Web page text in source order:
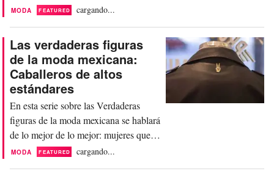
han hecho lo imposible por lograr sus
han hecho de la moda un factor
importante dentro de la economía del
país; plataformas que gracias a ellas, la
moda mexicana...
MODA FEATURED cargando...
Las verdaderas figuras
de la moda mexicana:
Caballeros de altos
estándares
En esta serie sobre las Verdaderas
figuras de la moda mexicana se hablará
de lo mejor de lo mejor: mujeres que
han hecho lo imposible por lograr sus
MODA FEATURED cargando...